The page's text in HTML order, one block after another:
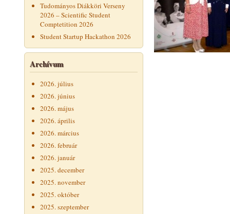
Tudományos Diákköri Verseny
2026 – Scientific Student
Comptetition 2026
Student Startup Hackathon 2026
Archívum
2026. július
2026. június
2026. május
2026. április
2026. március
2026. február
2026. január
2025. december
2025. november
2025. október
2025. szeptember